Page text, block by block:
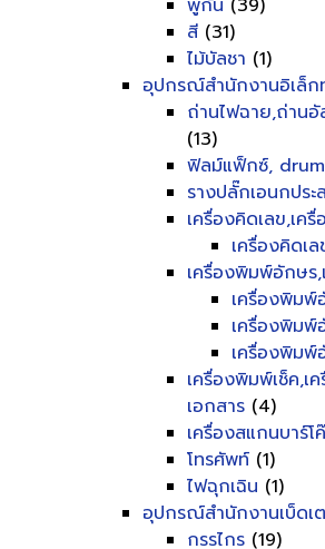
พู่กัน (39)
สี (31)
ไม้บัลชา (1)
อุปกรณ์สำนักงานอิเล็
ถ่านไฟฉาย,ถ่านอั
(13)
ฟิลม์แฟ็กซ์,
รางปลั๊กเอนกประ
เครื่องคิดเลข,เค
เครื่องคิดเ
เครื่องพิมพ์อักษ
เครื่องพิมพ์
เครื่องพิมพ์
เครื่องพิมพ์
เครื่องพิมพ์เช็ค,เ
เอกสาร (4)
เครื่องสแกนบาร์โ
โทรศัพท์ (1)
ไฟฉุกเฉิน (1)
อุปกรณ์สำนักงานเบ็ดเ
กรรไกร (19)